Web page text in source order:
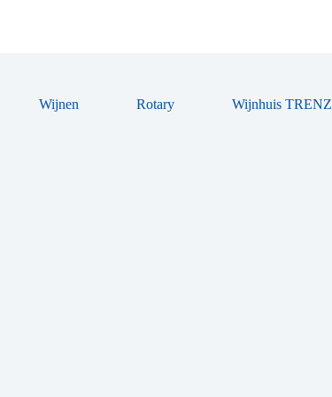
Wijnen Rotary Wijnhuis TRENZ